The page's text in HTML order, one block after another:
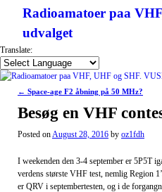
Radioamatoer paa
udvalget
Translate:
Post navigation
← Space-age F2 åbning på 50 MHz?
Besøg en VHF
Posted onAugust 28, 2016 by oz1fdh
I weekenden den 3-4 september er 5P5T
verdens største VHF test, nemlig Region
er QRV i septembertesten, og i de